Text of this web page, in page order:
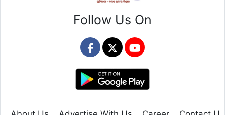
Follow Us On